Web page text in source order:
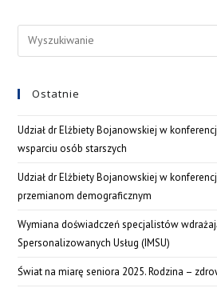
Ostatnie
Udział dr Elżbiety Bojanowskiej w
wsparciu osób starszych
Udział dr Elżbiety Bojanowskiej w
przemianom demograficznym
Wymiana doświadczeń specjalistów
Spersonalizowanych Usług (IMSU)
Świat na miarę seniora 2025. Rodzina –